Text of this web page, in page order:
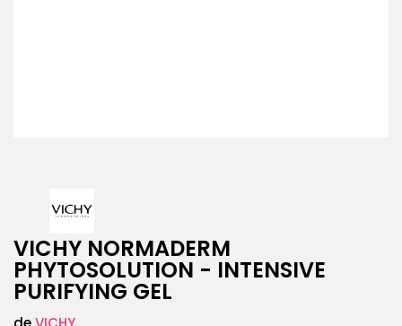
VICHY NORMADERM
PHYTOSOLUTION - INTENSIVE
PURIFYING GEL